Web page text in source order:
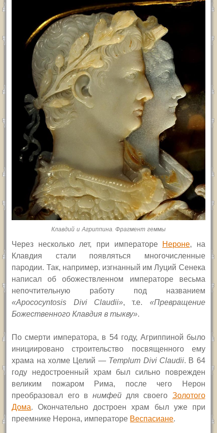
Клавдий и Агриппина. Фрагмент геммы
Через несколько лет, при императоре Нероне, на
Клавдия стали появляться многочисленные
пародии. Так, например, изгнанный им Луций Сенека
написал об обожествленном императоре весьма
непочтительную работу под названием
«Apococyntosis Divi Claudii», т.е. «Превращение
Божественного Клавдия в тыкву».
По смерти императора, в 54 году, Агриппиной было
инициировано строительство посвященного ему
храма на холме Целий — Templum Divi Claudii. В 64
году недостроенный храм был сильно поврежден
великим пожаром Рима, после чего Нерон
преобразовал его в нимфей для своего Золотого
Дома. Окончательно достроен храм был уже при
преемнике Нерона, императоре Веспасиане.